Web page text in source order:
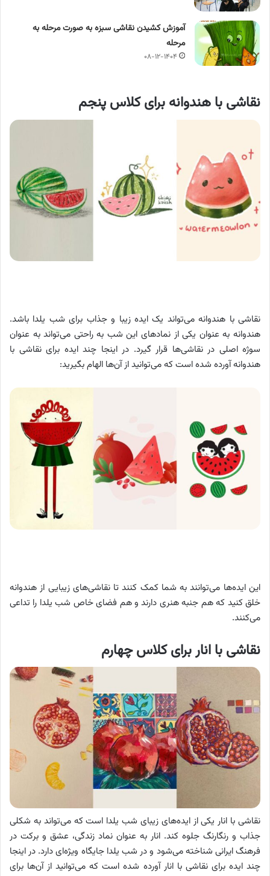
آموزش کشیدن نقاشی سبزه به صورت مرحله به
مرحله
۰۸-۱۲-۱۴۰۴
نقاشی با هندوانه برای کلاس پنجم
نقاشی با هندوانه می‌تواند یک ایده زیبا و جذاب برای شب یلدا باشد.
هندوانه به عنوان یکی از نمادهای این شب به راحتی می‌تواند به عنوان
سوژه اصلی در نقاشی‌ها قرار گیرد. در اینجا چند ایده برای نقاشی با
هندوانه آورده شده است که می‌توانید از آن‌ها الهام بگیرید:
این ایده‌ها می‌توانند به شما کمک کنند تا نقاشی‌های زیبایی از هندوانه
خلق کنید که هم جنبه هنری دارند و هم فضای خاص شب یلدا را تداعی
می‌کنند.
نقاشی با انار برای کلاس چهارم
نقاشی با انار یکی از ایده‌های زیبای شب یلدا است که می‌تواند به شکلی
جذاب و رنگارنگ جلوه کند. انار به عنوان نماد زندگی، عشق و برکت در
فرهنگ ایرانی شناخته می‌شود و در شب یلدا جایگاه ویژه‌ای دارد. در اینجا
چند ایده برای نقاشی با انار آورده شده است که می‌توانید از آن‌ها برای